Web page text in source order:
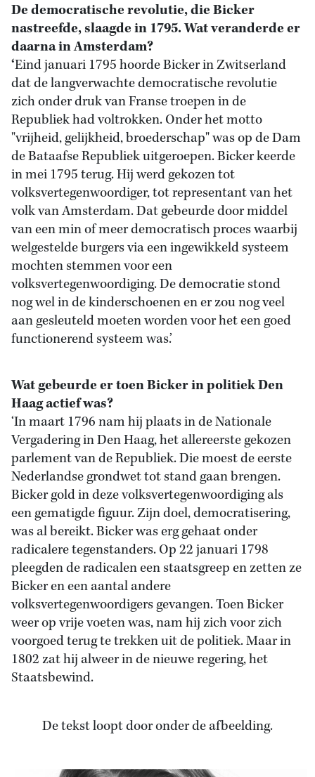
De democratische revolutie, die Bicker
nastreefde, slaagde in 1795. Wat veranderde er
daarna in Amsterdam?
‘Eind januari 1795 hoorde Bicker in Zwitserland
dat de langverwachte democratische revolutie
zich onder druk van Franse troepen in de
Republiek had voltrokken. Onder het motto
"vrijheid, gelijkheid, broederschap" was op de Dam
de Bataafse Republiek uitgeroepen. Bicker keerde
in mei 1795 terug. Hij werd gekozen tot
volksvertegenwoordiger, tot representant van het
volk van Amsterdam. Dat gebeurde door middel
van een min of meer democratisch proces waarbij
welgestelde burgers via een ingewikkeld systeem
mochten stemmen voor een
volksvertegenwoordiging. De democratie stond
nog wel in de kinderschoenen en er zou nog veel
aan gesleuteld moeten worden voor het een goed
functionerend systeem was.’
Wat gebeurde er toen Bicker in politiek Den
Haag actief was?
‘In maart 1796 nam hij plaats in de Nationale
Vergadering in Den Haag, het allereerste gekozen
parlement van de Republiek. Die moest de eerste
Nederlandse grondwet tot stand gaan brengen.
Bicker gold in deze volksvertegenwoordiging als
een gematigde figuur. Zijn doel, democratisering,
was al bereikt. Bicker was erg gehaat onder
radicalere tegenstanders. Op 22 januari 1798
pleegden de radicalen een staatsgreep en zetten ze
Bicker en een aantal andere
volksvertegenwoordigers gevangen. Toen Bicker
weer op vrije voeten was, nam hij zich voor zich
voorgoed terug te trekken uit de politiek. Maar in
1802 zat hij alweer in de nieuwe regering, het
Staatsbewind.
De tekst loopt door onder de afbeelding.